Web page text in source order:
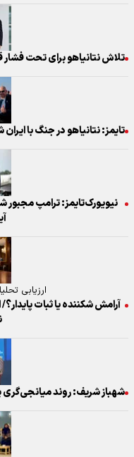
تلاش نتانیاهو برای تحت
تایمز: نتانیاهو در جنگ با
نیویورک‌تایمز: ترامپ مجبور
ارزیابی
آرامش شکننده یا ثبات
شهباز شریف: روند میانجی‌گری